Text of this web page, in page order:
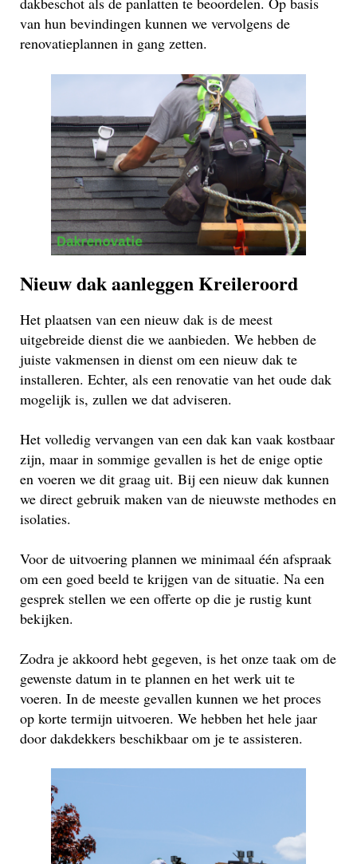
van hun bevindingen kunnen we vervolgens de
renovatieplannen in gang zetten.
Nieuw dak aanleggen Kreileroord
Het plaatsen van een nieuw dak is de meest
uitgebreide dienst die we aanbieden. We hebben de
juiste vakmensen in dienst om een nieuw dak te
installeren. Echter, als een renovatie van het oude dak
mogelijk is, zullen we dat adviseren.
Het volledig vervangen van een dak kan vaak kostbaar
zijn, maar in sommige gevallen is het de enige optie
en voeren we dit graag uit. Bij een nieuw dak kunnen
we direct gebruik maken van de nieuwste methodes en
isolaties.
Voor de uitvoering plannen we minimaal één afspraak
om een goed beeld te krijgen van de situatie. Na een
gesprek stellen we een offerte op die je rustig kunt
bekijken.
Zodra je akkoord hebt gegeven, is het onze taak om de
gewenste datum in te plannen en het werk uit te
voeren. In de meeste gevallen kunnen we het proces
op korte termijn uitvoeren. We hebben het hele jaar
door dakdekkers beschikbaar om je te assisteren.